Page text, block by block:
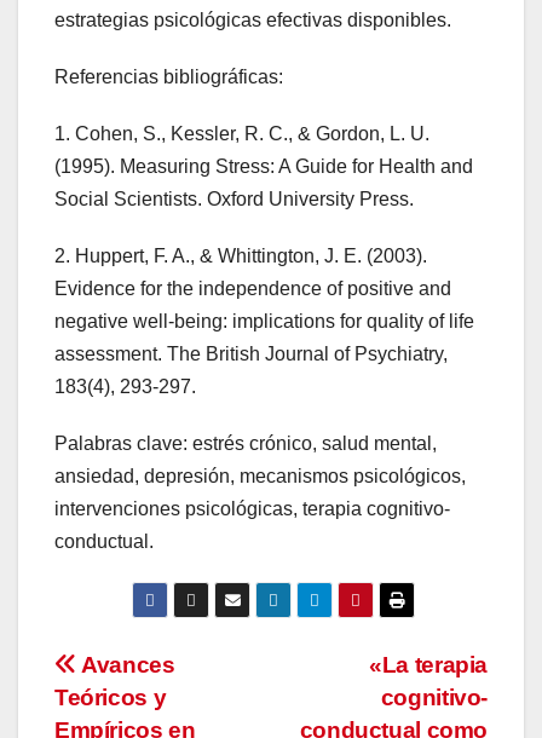
estrategias psicológicas efectivas disponibles.
Referencias bibliográficas:
1. Cohen, S., Kessler, R. C., & Gordon, L. U.
(1995). Measuring Stress: A Guide for Health and
Social Scientists. Oxford University Press.
2. Huppert, F. A., & Whittington, J. E. (2003).
Evidence for the independence of positive and
negative well-being: implications for quality of life
assessment. The British Journal of Psychiatry,
183(4), 293-297.
Palabras clave: estrés crónico, salud mental,
ansiedad, depresión, mecanismos psicológicos,
intervenciones psicológicas, terapia cognitivo-
conductual.
Navegación
de
«La terapia
cognitivo-
conductual como
Avances
Teóricos y
Empíricos en